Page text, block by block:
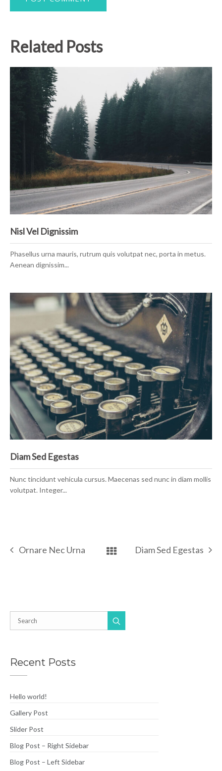
Related Posts
Nisl Vel Dignissim
Phasellus urna mauris, rutrum quis volutpat nec, porta in metus.
Aenean dignissim...
Diam Sed Egestas
Nunc tincidunt vehicula cursus. Maecenas sed nunc in diam mollis
volutpat. Integer...
Ornare Nec Urna Diam Sed Egestas
Recent Posts
Hello world!
Gallery Post
Slider Post
Blog Post – Right Sidebar
Blog Post – Left Sidebar